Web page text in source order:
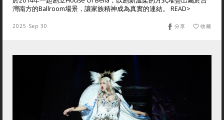
灣南方的Ballroom場景，讓家族精神成為真實的連結。 READ>
2025 Sep 30 收藏
分享